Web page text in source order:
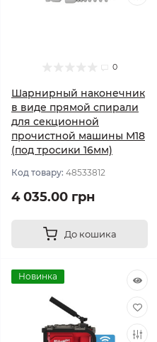
0
Шарнирный наконечник
в виде прямой спирали
для секционной
прочистной машины М18
(под тросики 16мм)
Код товару: 48533812
4 035.00 грн
До кошика
Новинка